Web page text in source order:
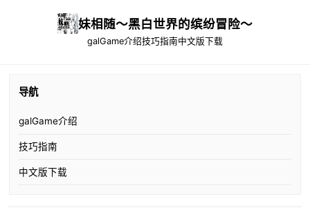
妹相随～黑白世界的缤纷冒险～
galGame介绍技巧指南中文版下载
导航
galGame介绍
技巧指南
中文版下载